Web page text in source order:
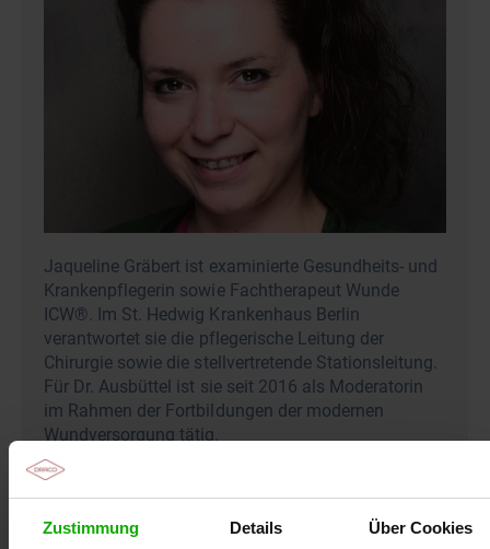
Zustimmung Details Über Cookies
Jaqueline Gräbert ist examinierte Gesundheits- und
Krankenpflegerin sowie Fachtherapeut Wunde
ICW®. Im St. Hedwig Krankenhaus Berlin
verantwortet sie die pflegerische Leitung der
Chirurgie sowie die stellvertretende Stationsleitung.
Für Dr. Ausbüttel ist sie seit 2016 als Moderatorin
im Rahmen der Fortbildungen der modernen
Wundversorgung tätig.
Häufig zusammen gebucht